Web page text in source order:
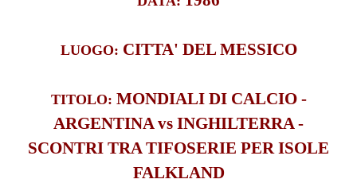
LUOGO: CITTA' DEL MESSICO
TITOLO: MONDIALI DI CALCIO -
ARGENTINA vs INGHILTERRA -
SCONTRI TRA TIFOSERIE PER ISOLE
FALKLAND